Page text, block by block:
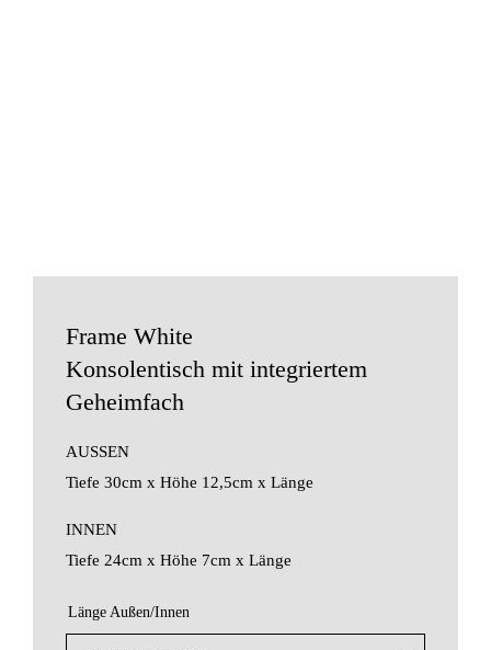
Frame White
Konsolentisch mit integriertem
Geheimfach
AUSSEN
Tiefe 30cm x Höhe 12,5cm x Länge
INNEN
Tiefe 24cm x Höhe 7cm x Länge
Länge Außen/Innen